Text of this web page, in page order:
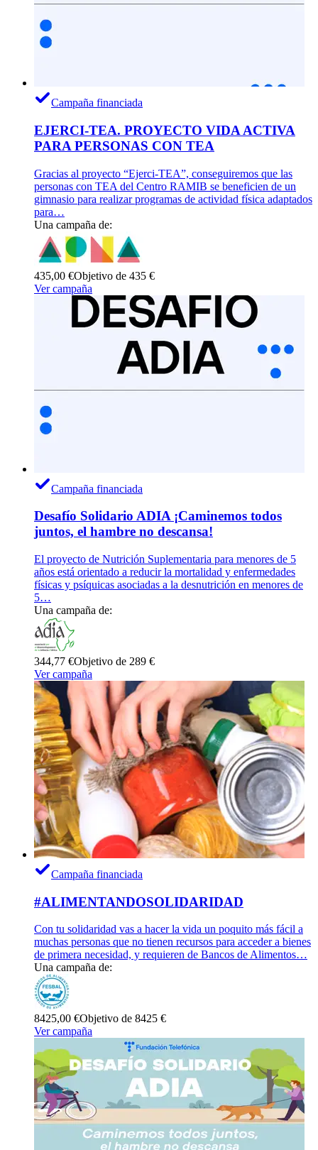
Campaña financiada
EJERCI-TEA. PROYECTO VIDA ACTIVA
PARA PERSONAS CON TEA
Gracias al proyecto “Ejerci-TEA”, conseguiremos que las
personas con TEA del Centro RAMIB se beneficien de un
gimnasio para realizar programas de actividad física adaptados
para…
Una campaña de:
435,00 €Objetivo de 435 €
Ver campaña
Campaña financiada
Desafío Solidario ADIA ¡Caminemos todos
juntos, el hambre no descansa!
El proyecto de Nutrición Suplementaria para menores de 5
años está orientado a reducir la mortalidad y enfermedades
físicas y psíquicas asociadas a la desnutrición en menores de
5…
Una campaña de:
344,77 €Objetivo de 289 €
Ver campaña
Campaña financiada
#ALIMENTANDOSOLIDARIDAD
Con tu solidaridad vas a hacer la vida un poquito más fácil a
muchas personas que no tienen recursos para acceder a bienes
de primera necesidad, y requieren de Bancos de Alimentos…
Una campaña de:
8425,00 €Objetivo de 8425 €
Ver campaña